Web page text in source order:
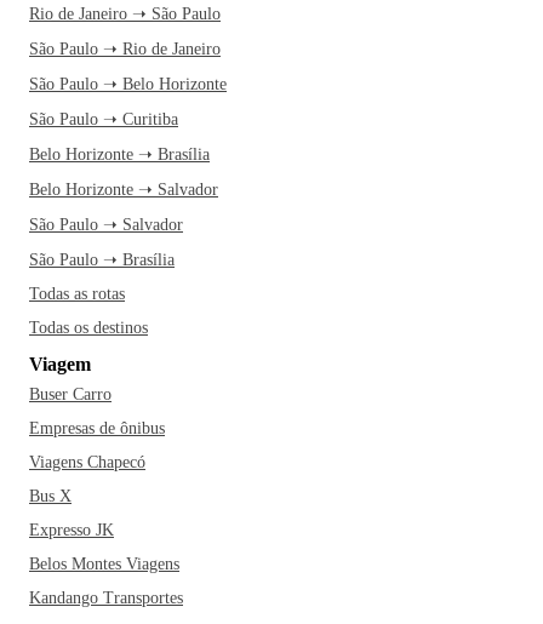
Rio de Janeiro ➝ São Paulo
São Paulo ➝ Rio de Janeiro
São Paulo ➝ Belo Horizonte
São Paulo ➝ Curitiba
Belo Horizonte ➝ Brasília
Belo Horizonte ➝ Salvador
São Paulo ➝ Salvador
São Paulo ➝ Brasília
Todas as rotas
Todas os destinos
Viagem
Buser Carro
Empresas de ônibus
Viagens Chapecó
Bus X
Expresso JK
Belos Montes Viagens
Kandango Transportes